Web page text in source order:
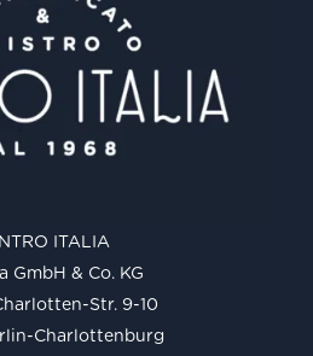
ITALIA
GmbH & Co. KG
Str. 9-10
Charlottenburg